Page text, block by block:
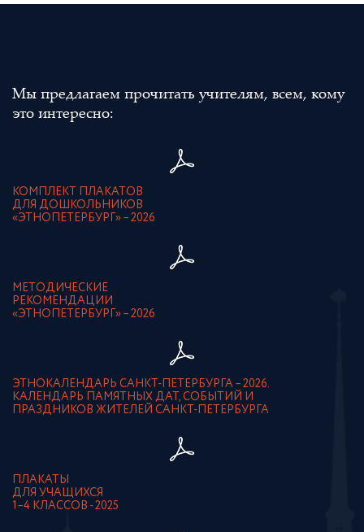
Мы предлагаем прочитать учителям, всем, кому
это интересно:
КОМПЛЕКТ ПЛАКАТОВ
ДЛЯ ДОШКОЛЬНИКОВ
«ЭТНОПЕТЕРБУРГ» – 2026
МЕТОДИЧЕСКИЕ
РЕКОМЕНДАЦИИ
«ЭТНОПЕТЕРБУРГ» – 2026
ЭТНОКАЛЕНДАРЬ САНКТ-ПЕТЕРБУРГА – 2026.
КАЛЕНДАРЬ ПАМЯТНЫХ ДАТ, СОБЫТИЙ И
ПРАЗДНИКОВ ЖИТЕЛЕЙ САНКТ-ПЕТЕРБУРГА
ПЛАКАТЫ
ДЛЯ УЧАЩИХСЯ
1–4 КЛАССОВ - 2025